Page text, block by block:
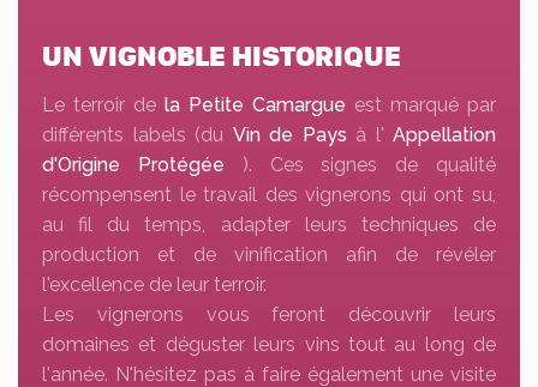
UN VIGNOBLE HISTORIQUE
Le terroir de la Petite Camargue est marqué par
différents labels (du Vin de Pays à l' Appellation
d'Origine Protégée ). Ces signes de qualité
récompensent le travail des vignerons qui ont su,
au fil du temps, adapter leurs techniques de
production et de vinification afin de révéler
l'excellence de leur terroir.
Les vignerons vous feront découvrir leurs
domaines et déguster leurs vins tout au long de
l'année. N'hésitez pas à faire également une visite